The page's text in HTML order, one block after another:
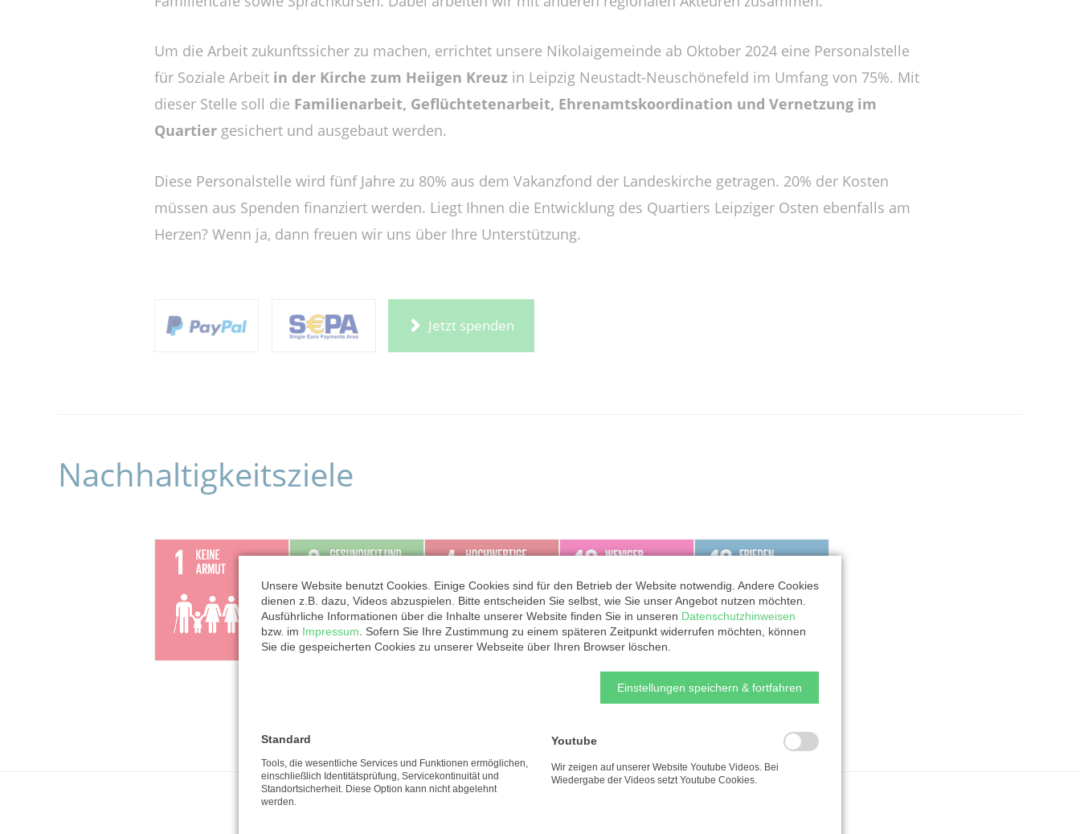
Um die Arbeit zukunftssicher zu machen, errichtet unsere Nikolaigemeinde ab Oktober 2024 eine Personalstelle
für Soziale Arbeit in der Kirche zum Heiigen Kreuz in Leipzig Neustadt-Neuschönefeld im Umfang von 75%. Mit
dieser Stelle soll die Familienarbeit, Geflüchtetenarbeit, Ehrenamtskoordination und Vernetzung im
Quartier gesichert und ausgebaut werden.
Diese Personalstelle wird fünf Jahre zu 80% aus dem Vakanzfond der Landeskirche getragen. 20% der Kosten
müssen aus Spenden finanziert werden. Liegt Ihnen die Entwicklung des Quartiers Leipziger Osten ebenfalls am
Herzen? Wenn ja, dann freuen wir uns über Ihre Unterstützung.
Jetzt spenden
Nachhaltigkeitsziele
Unsere Website benutzt Cookies. Einige Cookies sind für den Betrieb der Website notwendig. Andere Cookies
dienen z.B. dazu, Videos abzuspielen. Bitte entscheiden Sie selbst, wie Sie unser Angebot nutzen möchten.
Ausführliche Informationen über die Inhalte unserer Website finden Sie in unseren Datenschutzhinweisen
bzw. im Impressum . Sofern Sie Ihre Zustimmung zu einem späteren Zeitpunkt widerrufen möchten, können
Sie die gespeicherten Cookies zu unserer Webseite über Ihren Browser löschen.
Einstellungen speichern & fortfahren
Standard
Tools, die wesentliche Services und Funktionen ermöglichen,
einschließlich Identitätsprüfung, Servicekontinuität und
Standortsicherheit. Diese Option kann nicht abgelehnt
werden.
Youtube
Wir zeigen auf unserer Website Youtube Videos. Bei
Wiedergabe der Videos setzt Youtube Cookies.